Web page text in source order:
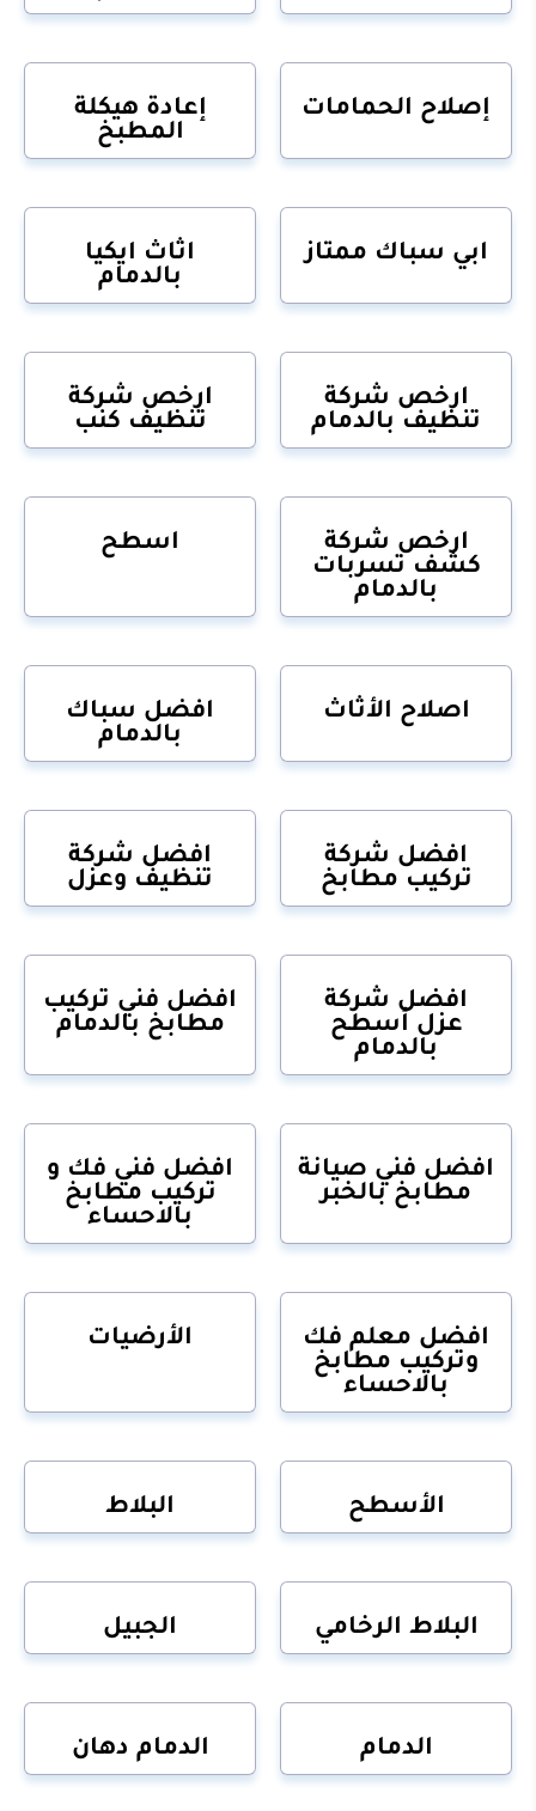
إصلاح الحمامات
إعادة هيكلة
المطبخ
ابي سباك ممتاز
اثاث ايكيا
بالدمام
ارخص شركة
تنظيف بالدمام
ارخص شركة
تنظيف كنب
ارخص شركة
كشف تسربات
بالدمام
اسطح
اصلاح الأثاث
افضل سباك
بالدمام
افضل شركة
تركيب مطابخ
افضل شركة
تنظيف وعزل
افضل شركة
عزل أسطح
بالدمام
افضل فني تركيب
مطابخ بالدمام
افضل فني صيانة
مطابخ بالخبر
افضل فني فك و
تركيب مطابخ
بالاحساء
افضل معلم فك
وتركيب مطابخ
بالاحساء
الأرضيات
الأسطح البلاط
البلاط الرخامي الجبيل
الدمام الدمام دهان